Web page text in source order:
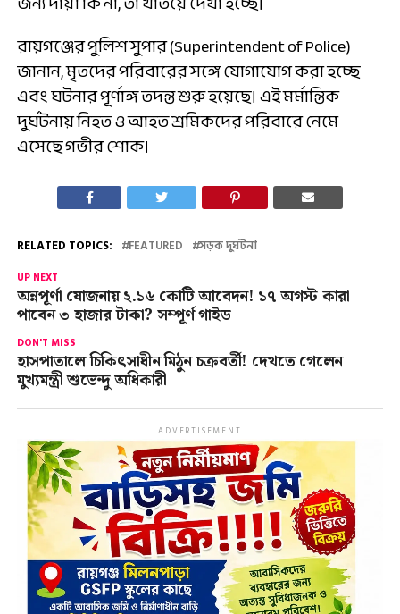
রায়গঞ্জের পুলিশ সুপার (Superintendent of Police)
জানান, মৃতদের পরিবারের সঙ্গে যোগাযোগ করা হচ্ছে
এবং ঘটনার পূর্ণাঙ্গ তদন্ত শুরু হয়েছে। এই মর্মান্তিক
দুর্ঘটনায় নিহত ও আহত শ্রমিকদের পরিবারে নেমে
এসেছে গভীর শোক।
RELATED TOPICS: FEATURED সড়ক দুর্ঘটনা
UP NEXT
অন্নপূর্ণা যোজনায় ২.১৬ কোটি আবেদন! ১৭ অগস্ট কারা
পাবেন ৩ হাজার টাকা? সম্পূর্ণ গাইড
DON'T MISS
হাসপাতালে চিকিৎসাধীন মিঠুন চক্রবর্তী! দেখতে গেলেন
মুখ্যমন্ত্রী শুভেন্দু অধিকারী
ADVERTISEMENT